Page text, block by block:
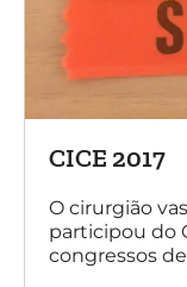
CICE 2017
O cirurgião
participou do
congressos